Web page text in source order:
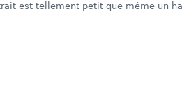
est tellement petit que même un